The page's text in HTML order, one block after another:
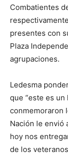
Combatientes
presentes con
Plaza
agrupaciones.
Ledesma
que “este es
conmemoraron
Nación le envió
hoy nos
de los